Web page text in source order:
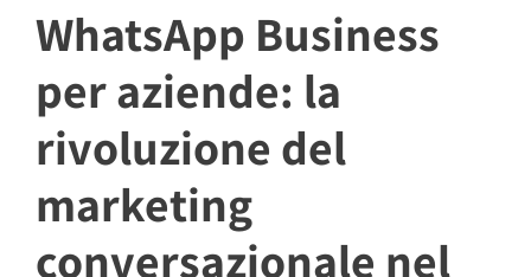
WhatsApp Business
per aziende: la
rivoluzione del
marketing
conversazionale nel